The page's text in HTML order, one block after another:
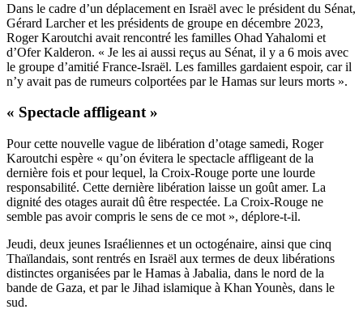
Dans le cadre d’un déplacement en Israël avec le président du Sénat,
Gérard Larcher et les présidents de groupe en décembre 2023,
Roger Karoutchi avait rencontré les familles Ohad Yahalomi et
d’Ofer Kalderon. « Je les ai aussi reçus au Sénat, il y a 6 mois avec
le groupe d’amitié France-Israël. Les familles gardaient espoir, car il
n’y avait pas de rumeurs colportées par le Hamas sur leurs morts ».
« Spectacle affligeant »
Pour cette nouvelle vague de libération d’otage samedi, Roger
Karoutchi espère « qu’on évitera le spectacle affligeant de la
dernière fois et pour lequel, la Croix-Rouge porte une lourde
responsabilité. Cette dernière libération laisse un goût amer. La
dignité des otages aurait dû être respectée. La Croix-Rouge ne
semble pas avoir compris le sens de ce mot », déplore-t-il.
Jeudi, deux jeunes Israéliennes et un octogénaire, ainsi que cinq
Thaïlandais, sont rentrés en Israël aux termes de deux libérations
distinctes organisées par le Hamas à Jabalia, dans le nord de la
bande de Gaza, et par le Jihad islamique à Khan Younès, dans le
sud.